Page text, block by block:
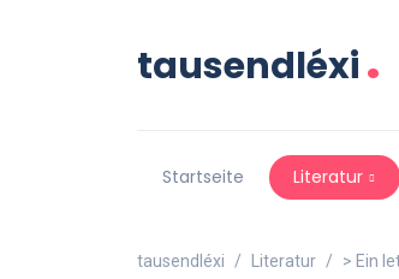
tausendléxi.
Startseite Literatur
tausendléxi Literatur > Ein